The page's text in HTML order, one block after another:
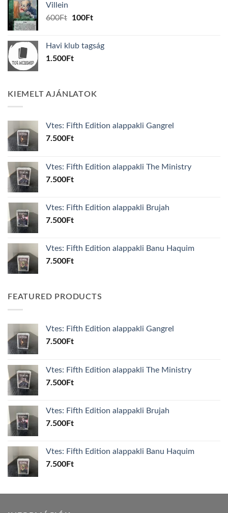
Villein
600Ft
Original
600Ft.
100FtCurrent
100Ft.
Havi klub tagság
1.500Ft
KIEMELT AJÁNLATOK
Vtes: Fifth Edition alappakli Gangrel
7.500Ft
Vtes: Fifth Edition alappakli The Ministry
7.500Ft
Vtes: Fifth Edition alappakli Brujah
7.500Ft
Vtes: Fifth Edition alappakli Banu Haquim
7.500Ft
FEATURED PRODUCTS
Vtes: Fifth Edition alappakli Gangrel
7.500Ft
Vtes: Fifth Edition alappakli The Ministry
7.500Ft
Vtes: Fifth Edition alappakli Brujah
7.500Ft
Vtes: Fifth Edition alappakli Banu Haquim
7.500Ft